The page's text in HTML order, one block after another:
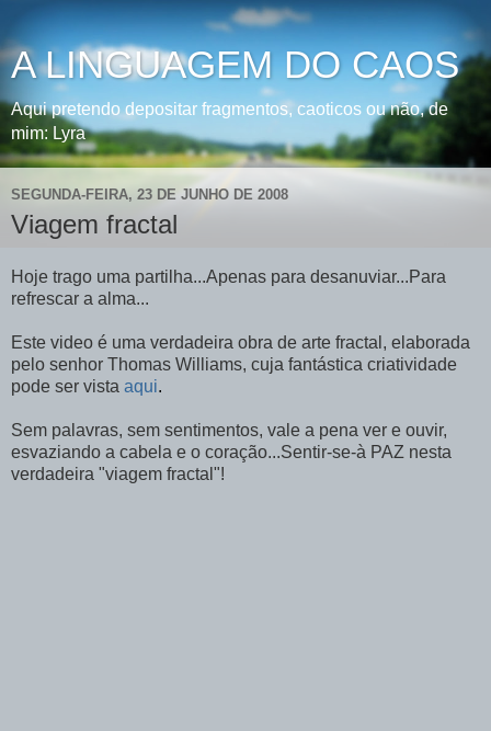
A LINGUAGEM DO CAOS
Aqui pretendo depositar fragmentos, caoticos ou não, de
mim: Lyra
SEGUNDA-FEIRA, 23 DE JUNHO DE 2008
Viagem fractal
Hoje trago uma partilha...Apenas para desanuviar...Para
refrescar a alma...
Este video é uma verdadeira obra de arte fractal, elaborada
pelo senhor Thomas Williams, cuja fantástica criatividade
pode ser vista aqui.
Sem palavras, sem sentimentos, vale a pena ver e ouvir,
esvaziando a cabela e o coração...Sentir-se-à PAZ nesta
verdadeira "viagem fractal"!